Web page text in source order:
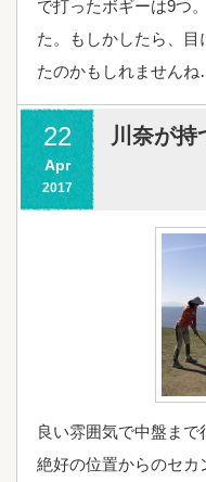
で打ったボギーは9つ
た。もしかしたら、
たのかもしれません
22
Apr
2017
川奈が持
良い雰囲気で中盤まで
絶好の位置からのセカ